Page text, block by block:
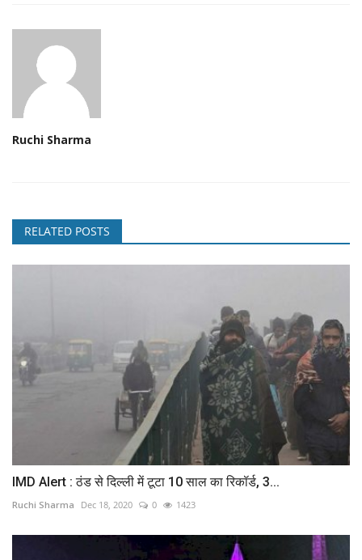
Ruchi Sharma
RELATED POSTS
IMD Alert : ठंड से दिल्ली में टूटा 10 साल का रिकॉर्ड, 3...
Ruchi Sharma Dec 18, 2020 0 1423